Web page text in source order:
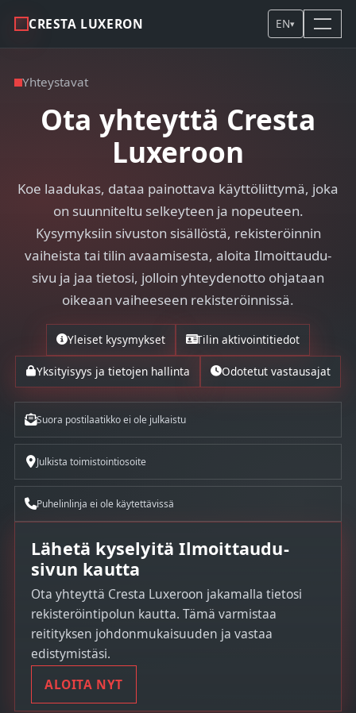
CRESTA LUXERON EN▾
Yhteystavat
Ota yhteyttä Cresta
Luxeroon
Koe laadukas, dataa painottava käyttöliittymä, joka
on suunniteltu selkeyteen ja nopeuteen.
Kysymyksiin sivuston sisällöstä, rekisteröinnin
vaiheista tai tilin avaamisesta, aloita Ilmoittaudu-
sivu ja jaa tietosi, jolloin yhteydenotto ohjataan
oikeaan vaiheeseen rekisteröinnissä.
Yleiset kysymykset Tilin aktivointitiedot
Yksityisyys ja tietojen hallinta Odotetut vastausajat
Suora postilaatikko ei ole julkaistu
Julkista toimistointiosoite
Puhelinlinja ei ole käytettävissä
Lähetä kyselyitä Ilmoittaudu-
sivun kautta
Ota yhteyttä Cresta Luxeroon jakamalla tietosi
rekisteröintipolun kautta. Tämä varmistaa
reitityksen johdonmukaisuuden ja vastaa
edistymistäsi.
ALOITA NYT